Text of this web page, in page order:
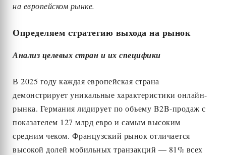
на европейском рынке.
Определяем стратегию выхода на рынок
Анализ целевых стран и их специфики
В 2025 году каждая европейская страна
демонстрирует уникальные характеристики онлайн-
рынка. Германия лидирует по объему B2B-продаж с
показателем 127 млрд евро и самым высоким
средним чеком. Французский рынок отличается
высокой долей мобильных транзакций — 81% всех